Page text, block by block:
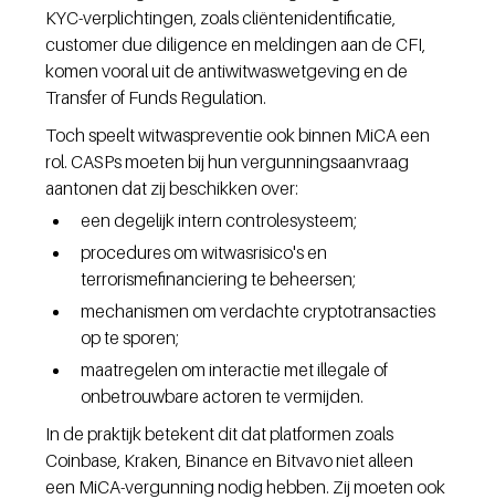
KYC-verplichtingen, zoals cliëntenidentificatie,
customer due diligence en meldingen aan de CFI,
komen vooral uit de antiwitwaswetgeving en de
Transfer of Funds Regulation.
Toch speelt witwaspreventie ook binnen MiCA een
rol. CASPs moeten bij hun vergunningsaanvraag
aantonen dat zij beschikken over:
een degelijk intern controlesysteem;
procedures om witwasrisico's en
terrorismefinanciering te beheersen;
mechanismen om verdachte cryptotransacties
op te sporen;
maatregelen om interactie met illegale of
onbetrouwbare actoren te vermijden.
In de praktijk betekent dit dat platformen zoals
Coinbase, Kraken, Binance en Bitvavo niet alleen
een MiCA-vergunning nodig hebben. Zij moeten ook